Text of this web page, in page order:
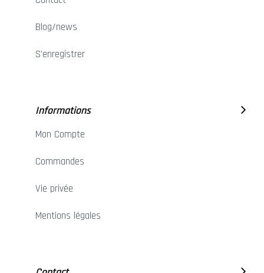
Blog/news
S'enregistrer
Informations
Mon Compte
Commandes
Vie privée
Mentions légales